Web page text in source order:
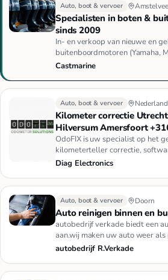
Auto, boot & vervoer
Specialisten in boten &
sinds 2009
In- en verkoop van nieuwe en
buitenboordmotoren (Yamaha,
Suzuki e.a.), elektrische
Castmarine
Auto, boot & vervoer Nederland
Kilometer correctie
Hilversum Amersfoort
OdoFIX is uw specialist op het
kilometerteller correctie,
teller reparatie.Redenen …
Diag Electronics
Auto, boot & vervoer Doorn
Auto reinigen binnen en
autobedrijf verkade biedt een
aan.wij maken uw auto weer
de volgende prijzen:v…
autobedrijf R.Verkade